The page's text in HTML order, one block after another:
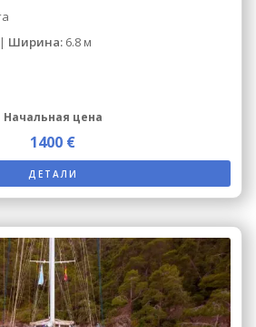
Ширина: 6.8 м
Начальная цена
1400 €
ДЕТАЛИ